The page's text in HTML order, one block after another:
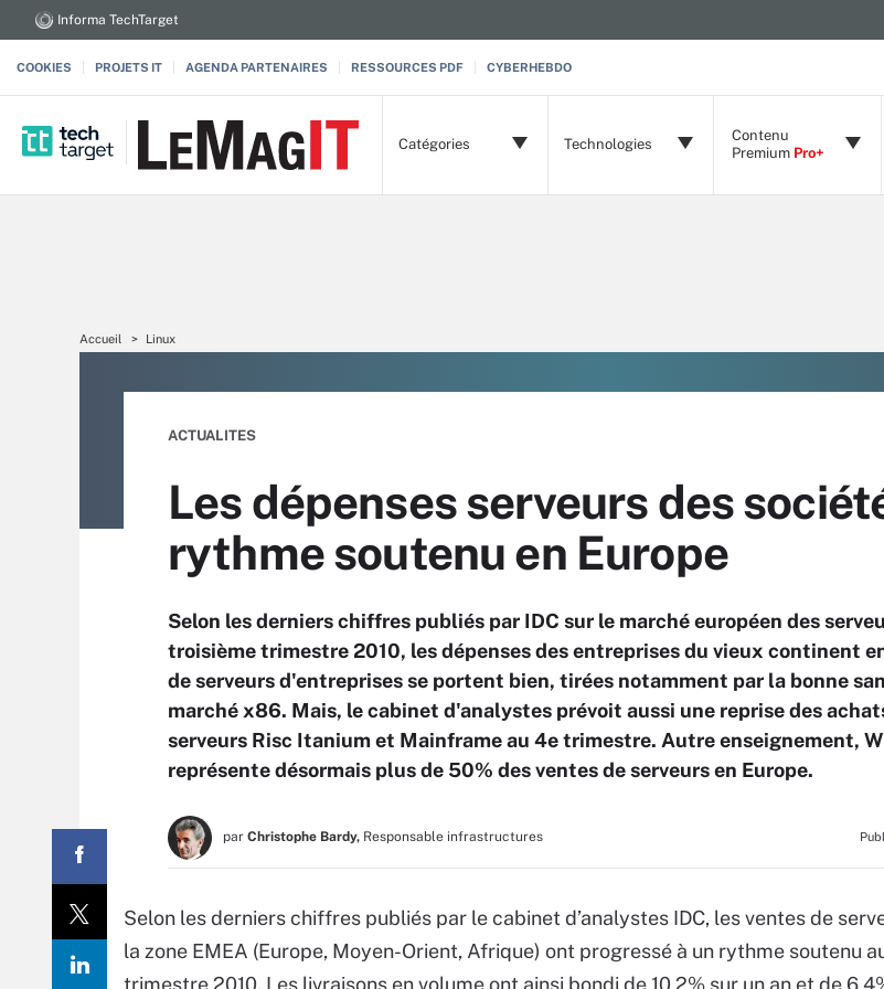
Informa TechTarget
COOKIES PROJETS IT AGENDA PARTENAIRES RESSOURCES PDF CYBERHEBDO
Catégories Technologies
Contenu
Premium Pro+
Accueil Linux
ACTUALITES
Les dépenses serveurs des
rythme soutenu en Europe
Selon les derniers chiffres publiés par IDC sur le marché européen des
troisième trimestre 2010, les dépenses des entreprises du vieux continent
de serveurs d'entreprises se portent bien, tirées notamment par la bonne
marché x86. Mais, le cabinet d'analystes prévoit aussi une reprise des
serveurs Risc Itanium et Mainframe au 4e trimestre. Autre enseignement,
représente désormais plus de 50% des ventes de serveurs en Europe.
par Christophe Bardy, Responsable infrastructures
Selon les derniers chiffres publiés par le cabinet d’analystes IDC, les ventes de
la zone EMEA (Europe, Moyen-Orient, Afrique) ont progressé à un rythme soutenu
trimestre 2010. Les livraisons en volume ont ainsi bondi de 10,2% sur un an et de